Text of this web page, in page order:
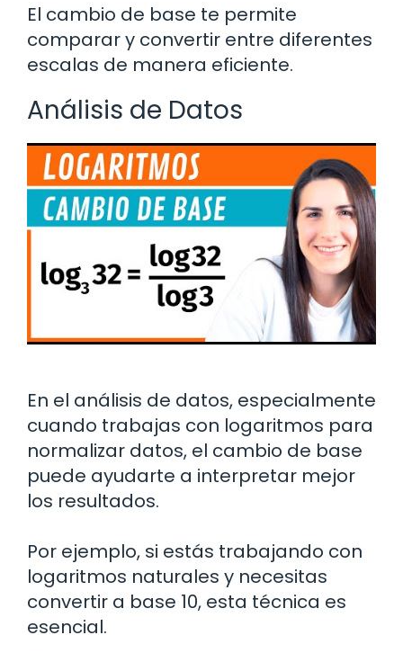
El cambio de base te permite
comparar y convertir entre diferentes
escalas de manera eficiente.
Análisis de Datos
En el análisis de datos, especialmente
cuando trabajas con logaritmos para
normalizar datos, el cambio de base
puede ayudarte a interpretar mejor
los resultados.
Por ejemplo, si estás trabajando con
logaritmos naturales y necesitas
convertir a base 10, esta técnica es
esencial.